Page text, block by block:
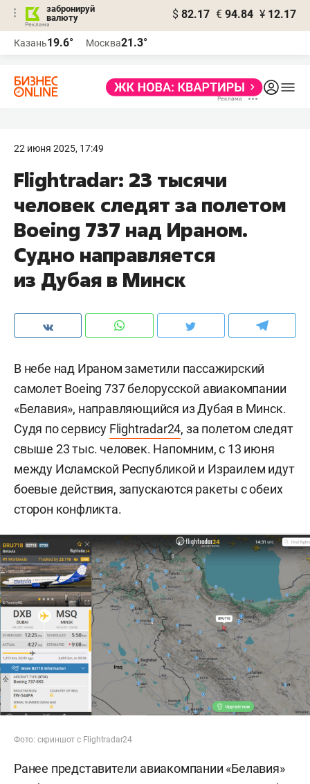
забронируй
валюту
$ 82.17 € 94.84 ¥ 12.17
Казань19.6° Москва21.3°
22 июня 2025, 17:49
Flightradar: 23 тысячи
человек следят за полетом
Boeing 737 над Ираном.
Судно направляется
из Дубая в Минск
В небе над Ираном заметили пассажирский
самолет Boeing 737 белорусской авиакомпании
«Белавия», направляющийся из Дубая в Минск.
Судя по сервису Flightradar24, за полетом следят
свыше 23 тыс. человек. Напомним, с 13 июня
между Исламской Республикой и Израилем идут
боевые действия, запускаются ракеты с обеих
сторон конфликта.
Фото: скриншот с Flightradar24
Ранее представители авиакомпании «Белавия»